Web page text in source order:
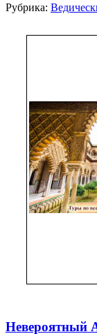
Рубрика:
Невероятный